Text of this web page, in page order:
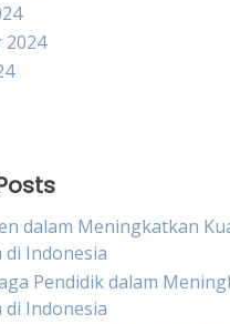
2024
dalam Meningkatkan
di Indonesia
Pendidik dalam
di Indonesia